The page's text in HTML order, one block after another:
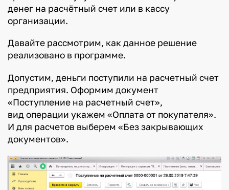
денег на расчётный счет или в кассу
организации.
Давайте рассмотрим, как данное решение
реализовано в программе.
Допустим, деньги поступили на расчетный счет
предприятия. Оформим документ
«Поступление на расчетный счет»,
вид операции укажем «Оплата от покупателя».
И для расчетов выберем «Без закрывающих
документов».